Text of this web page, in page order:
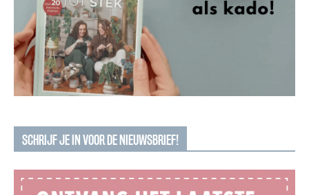
SCHRIJF JE IN VOOR DE NIEUWSBRIEF!